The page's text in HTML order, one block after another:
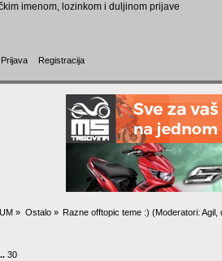
imenom, lozinkom i duljinom prijave
Prijava Registracija
» Ostalo» Razne offtopic teme :) (Moderatori: Agil
30